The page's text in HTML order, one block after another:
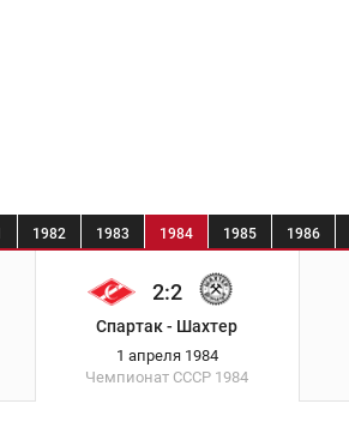
1982 1983 1984 1985 1986
2:2
Спартак - Шахтер
1 апреля 1984
Чемпионат СССР 1984